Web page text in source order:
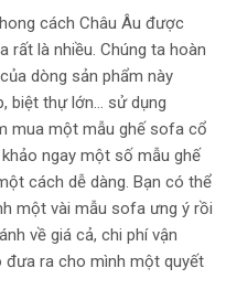
cách Châu Âu được
rất là nhiều. Chúng ta hoàn
dòng sản phẩm này
biệt thự lớn… sử dụng
mua một mẫu ghế sofa cổ
ngay một số mẫu ghế
cách dễ dàng. Bạn có thể
một vài mẫu sofa ưng ý rồi
về giá cả, chi phí vận
ra cho mình một quyết